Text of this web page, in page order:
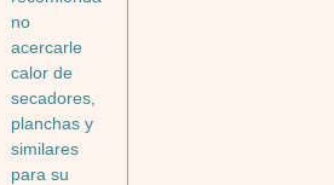
no
acercarle
calor de
secadores,
planchas y
similares
para su